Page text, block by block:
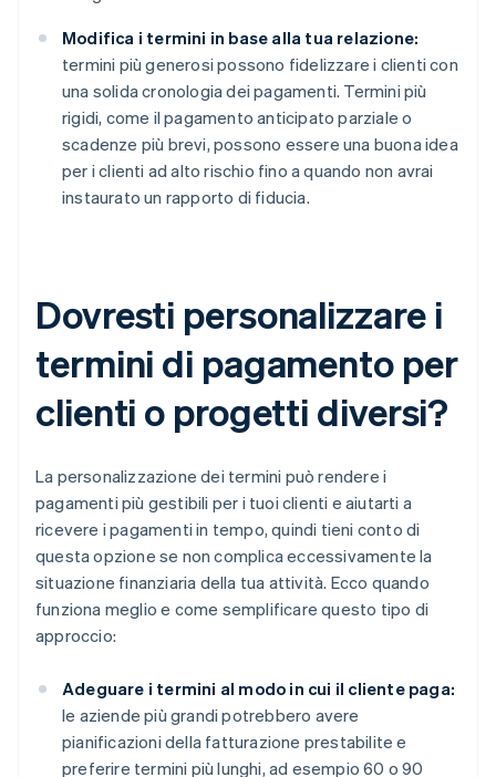
Modifica i termini in base alla tua relazione:
termini più generosi possono fidelizzare i clienti con
una solida cronologia dei pagamenti. Termini più
rigidi, come il pagamento anticipato parziale o
scadenze più brevi, possono essere una buona idea
per i clienti ad alto rischio fino a quando non avrai
instaurato un rapporto di fiducia.
Dovresti personalizzare i
termini di pagamento per
clienti o progetti diversi?
La personalizzazione dei termini può rendere i
pagamenti più gestibili per i tuoi clienti e aiutarti a
ricevere i pagamenti in tempo, quindi tieni conto di
questa opzione se non complica eccessivamente la
situazione finanziaria della tua attività. Ecco quando
funziona meglio e come semplificare questo tipo di
approccio:
Adeguare i termini al modo in cui il cliente paga:
le aziende più grandi potrebbero avere
pianificazioni della fatturazione prestabilite e
preferire termini più lunghi, ad esempio 60 o 90